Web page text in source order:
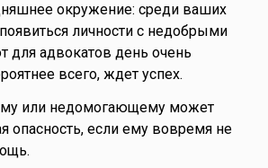
окружение: среди ваших
личности с недобрыми
для адвокатов день очень
всего, ждет успех.
или недомогающему может
опасность, если ему вовремя не